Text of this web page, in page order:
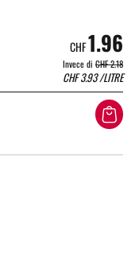
CHF1.96
Invece di CHF 2.18
CHF3.93/LITRE